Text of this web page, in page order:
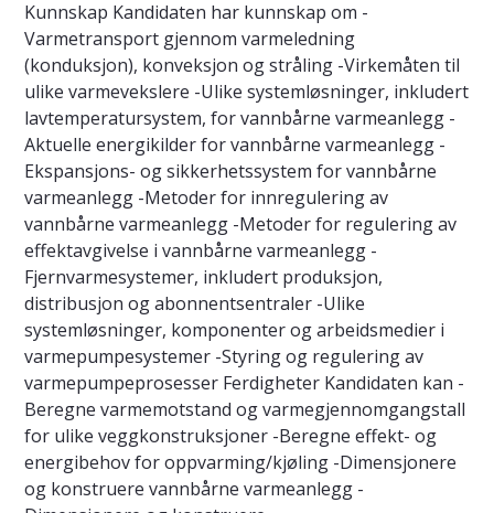
Kunnskap Kandidaten har kunnskap om -
Varmetransport gjennom varmeledning
(konduksjon), konveksjon og stråling -Virkemåten til
ulike varmevekslere -Ulike systemløsninger, inkludert
lavtemperatursystem, for vannbårne varmeanlegg -
Aktuelle energikilder for vannbårne varmeanlegg -
Ekspansjons- og sikkerhetssystem for vannbårne
varmeanlegg -Metoder for innregulering av
vannbårne varmeanlegg -Metoder for regulering av
effektavgivelse i vannbårne varmeanlegg -
Fjernvarmesystemer, inkludert produksjon,
distribusjon og abonnentsentraler -Ulike
systemløsninger, komponenter og arbeidsmedier i
varmepumpesystemer -Styring og regulering av
varmepumpeprosesser Ferdigheter Kandidaten kan -
Beregne varmemotstand og varmegjennomgangstall
for ulike veggkonstruksjoner -Beregne effekt- og
energibehov for oppvarming/kjøling -Dimensjonere
og konstruere vannbårne varmeanlegg -